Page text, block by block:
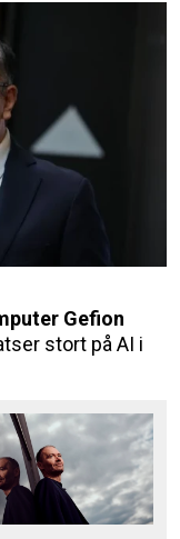
Gefion
stort på AI i